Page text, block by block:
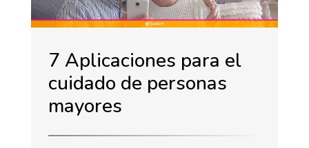
7 Aplicaciones para el
cuidado de personas
mayores